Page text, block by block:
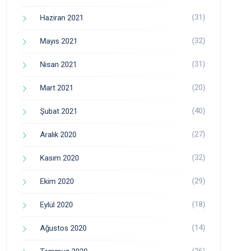
Haziran 2021 (31)
Mayıs 2021 (32)
Nisan 2021 (31)
Mart 2021 (20)
Şubat 2021 (40)
Aralık 2020 (27)
Kasım 2020 (32)
Ekim 2020 (29)
Eylül 2020 (18)
Ağustos 2020 (14)